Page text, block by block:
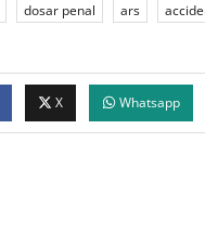
dosar penal ars
X Whatsapp